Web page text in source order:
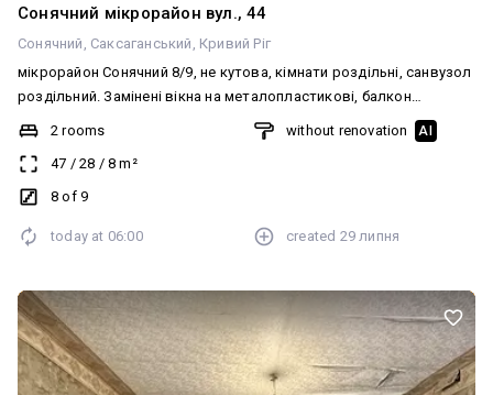
Сонячний мікрорайон вул., 44
Сонячний Саксаганський Кривий Ріг
мікрорайон Сонячний 8/9, не кутова, кімнати роздільні, санвузол
роздільний. Замінені вікна на металопластикові, балкон
засклений. Труби металопластикові. Вхідні залізні двері.
Документи в порядку. Без боргів. ☎️ 067-251-251-8 Анжеліка
2 rooms
47 / 28 / 8 m²
8 of 9
without renovation AI
today at 06:00 created 29 липня